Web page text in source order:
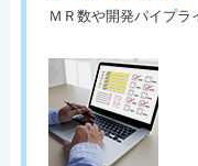
ＭＲ数や開発パイプラ